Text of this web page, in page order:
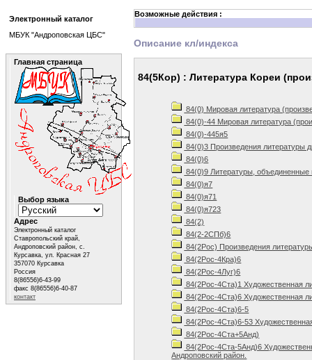
Возможные действия :
Описание кл/индекса
84(5Кор) : Литература Кореи
84(0) Мировая литература
84(0)-44 Мировая литература
84(0)-445я5
84(0)3 Произведения литературы
84(0)6
84(0)9 Литературы, объединенные
84(0)я7
84(0)я71
84(0)я723
84(2)
84(2-2СПб)6
84(2Рос) Произведения
84(2Рос-4Кра)6
84(2Рос-4Луг)6
84(2Рос-4Ста)1 Художественная
84(2Рос-4Ста)6 Художественная
84(2Рос-4Ста)6-5
84(2Рос-4Ста)6-53
84(2Рос-4Ста+5Анд)
84(2Рос-4Ста-5Анд)6
Андроповский район.
Электронный каталог
МБУК "Андроповская ЦБС"
Главная страница
Выбор языка
Адрес
Электронный каталог
Ставропольский край,
Андроповский район, с.
Курсавка, ул. Красная 27
357070 Курсавка
Россия
8(86556)6-43-99
факс 8(86556)6-40-87
контакт